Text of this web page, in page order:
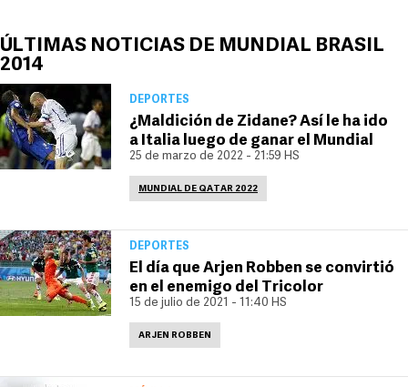
ÚLTIMAS NOTICIAS DE MUNDIAL BRASIL
2014
DEPORTES
¿Maldición de Zidane? Así le ha ido
a Italia luego de ganar el Mundial
25 de marzo de 2022 - 21:59 HS
MUNDIAL DE QATAR 2022
DEPORTES
El día que Arjen Robben se convirtió
en el enemigo del Tricolor
15 de julio de 2021 - 11:40 HS
ARJEN ROBBEN